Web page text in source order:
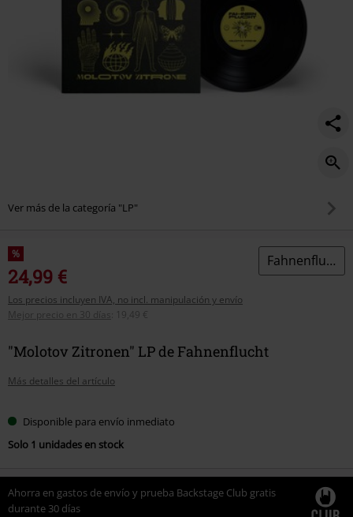
Ver más de la categoría "LP"
%
24,99 €
Los precios incluyen IVA, no incl. manipulación y envío
Mejor precio en 30 días
19,49 €
Fahnenflucht
"Molotov Zitronen" LP de Fahnenflucht
Más detalles del artículo
Disponible para envío inmediato
Solo 1 unidades en stock
Ahorra en gastos de envío y prueba Backstage Club gratis
durante 30 días